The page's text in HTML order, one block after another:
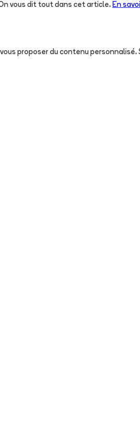
vous dit tout dans cet article. En
proposer du contenu